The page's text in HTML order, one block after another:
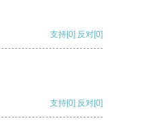
支持[0] 反对[0]
支持[0] 反对[0]